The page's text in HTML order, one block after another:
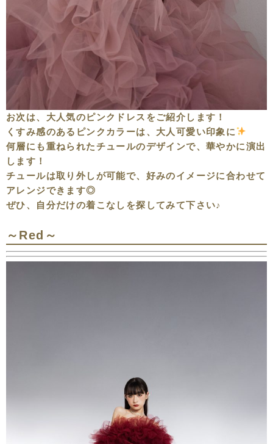
お次は、大人気のピンクドレスをご紹介します！
くすみ感のあるピンクカラーは、大人可愛い印象に
何層にも重ねられたチュールのデザインで、華やかに演出
します！
チュールは取り外しが可能で、好みのイメージに合わせて
アレンジできます◎
ぜひ、自分だけの着こなしを探してみて下さい♪
～Red～